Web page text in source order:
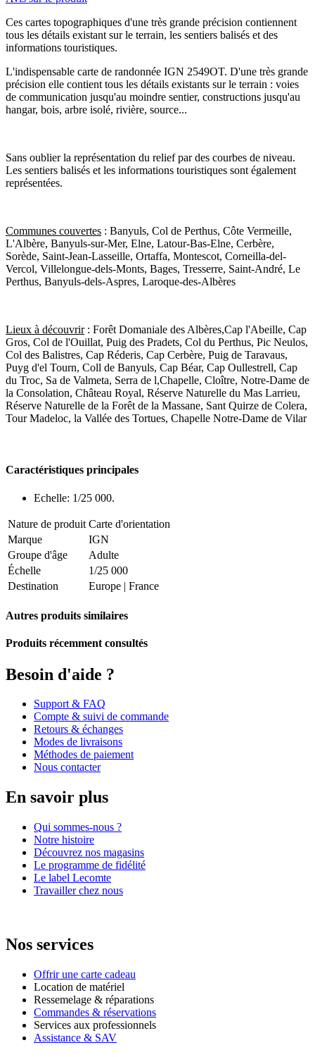
Ces cartes topographiques d'une très grande précision contiennent
tous les détails existant sur le terrain, les sentiers balisés et des
informations touristiques.
L'indispensable carte de randonnée IGN 2549OT. D'une très grande
précision elle contient tous les détails existants sur le terrain : voies
de communication jusqu'au moindre sentier, constructions jusqu'au
hangar, bois, arbre isolé, rivière, source...
Sans oublier la représentation du relief par des courbes de niveau.
Les sentiers balisés et les informations touristiques sont également
représentées.
Communes couvertes : Banyuls, Col de Perthus, Côte Vermeille,
L'Albère, Banyuls-sur-Mer, Elne, Latour-Bas-Elne, Cerbère,
Sorède, Saint-Jean-Lasseille, Ortaffa, Montescot, Corneilla-del-
Vercol, Villelongue-dels-Monts, Bages, Tresserre, Saint-André, Le
Perthus, Banyuls-dels-Aspres, Laroque-des-Albères
Lieux à découvrir: Forêt Domaniale des Albères,Cap l'Abeille, Cap
Gros, Col de l'Ouillat, Puig des Pradets, Col du Perthus, Pic Neulos,
Col des Balistres, Cap Réderis, Cap Cerbère, Puig de Taravaus,
Puyg d'el Tourn, Coll de Banyuls, Cap Béar, Cap Oullestrell, Cap
du Troc, Sa de Valmeta, Serra de l,Chapelle, Cloître, Notre-Dame de
la Consolation, Château Royal, Réserve Naturelle du Mas Larrieu,
Réserve Naturelle de la Forêt de la Massane, Sant Quirze de Colera,
Tour Madeloc, la Vallée des Tortues, Chapelle Notre-Dame de Vilar
Caractéristiques principales
Echelle: 1/25 000.
Nature de produit Carte d'orientation
Marque
IGN
Groupe d'âge
Adulte
Échelle
1/25 000
Destination
Europe | France
Autres produits similaires
Produits récemment consultés
Besoin d'aide ?
Support & FAQ
Compte & suivi de commande
Retours & échanges
Modes de livraisons
Méthodes de paiement
Nous contacter
En savoir plus
Qui sommes-nous ?
Notre histoire
Découvrez nos magasins
Le programme de fidélité
Le label Lecomte
Travailler chez nous
Nos services
Offrir une carte cadeau
Location de matériel
Ressemelage & réparations
Commandes & réservations
Services aux professionnels
Assistance & SAV